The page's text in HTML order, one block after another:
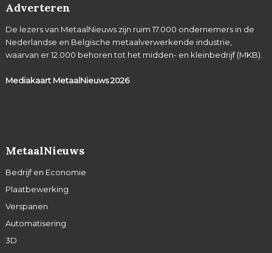
Adverteren
De lezers van MetaalNieuws zijn ruim 17.000 ondernemers in de
Nederlandse en Belgische metaalverwerkende industrie,
waarvan er 12.000 behoren tot het midden- en kleinbedrijf (MKB).
Mediakaart MetaalNieuws2026
MetaalNieuws
Bedrijf en Economie
Plaatbewerking
Verspanen
Automatisering
3D